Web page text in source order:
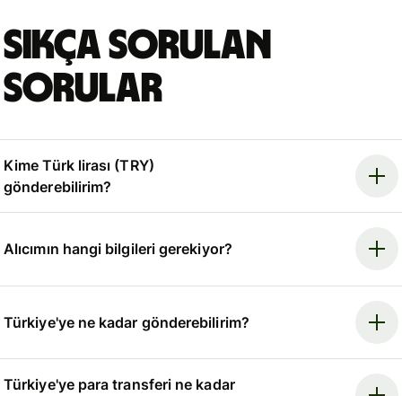
Sıkça sorulan
sorular
Kime Türk lirası (TRY)
gönderebilirim?
Alıcımın hangi bilgileri gerekiyor?
Türkiye'ye ne kadar gönderebilirim?
Türkiye'ye para transferi ne kadar